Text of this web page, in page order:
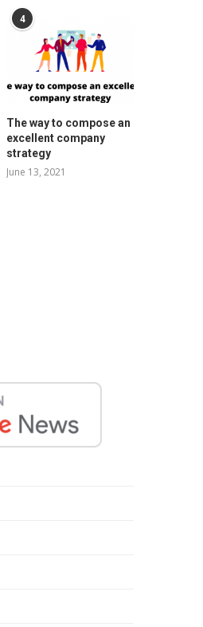
4
The way to compose an
excellent company
strategy
June 13, 2021